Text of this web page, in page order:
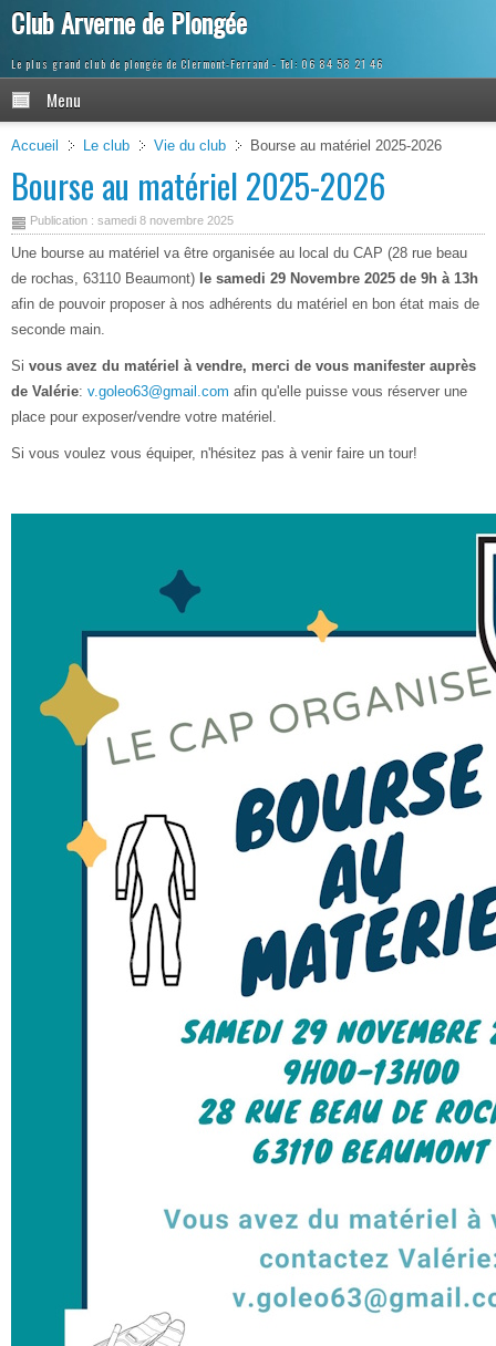
Club Arverne de Plongée
Le plus grand club de plongée de Clermont-Ferrand
Menu
Accueil Le club Vie du club Bourse au matériel 2025-2026
Bourse au matériel 2025-2026
Publication : samedi 8 novembre 2025
Une bourse au matériel va être organisée au local du CAP (28 rue beau
de rochas, 63110 Beaumont) le samedi 29 Novembre 2025 de 9h à 13h
afin de pouvoir proposer à nos adhérents du matériel en bon état mais de
seconde main.
Si vous avez du matériel à vendre, merci de vous manifester auprès
de Valérie: v.goleo63@gmail.com afin qu'elle puisse vous réserver une
place pour exposer/vendre votre matériel.
Si vous voulez vous équiper, n'hésitez pas à venir faire un tour!